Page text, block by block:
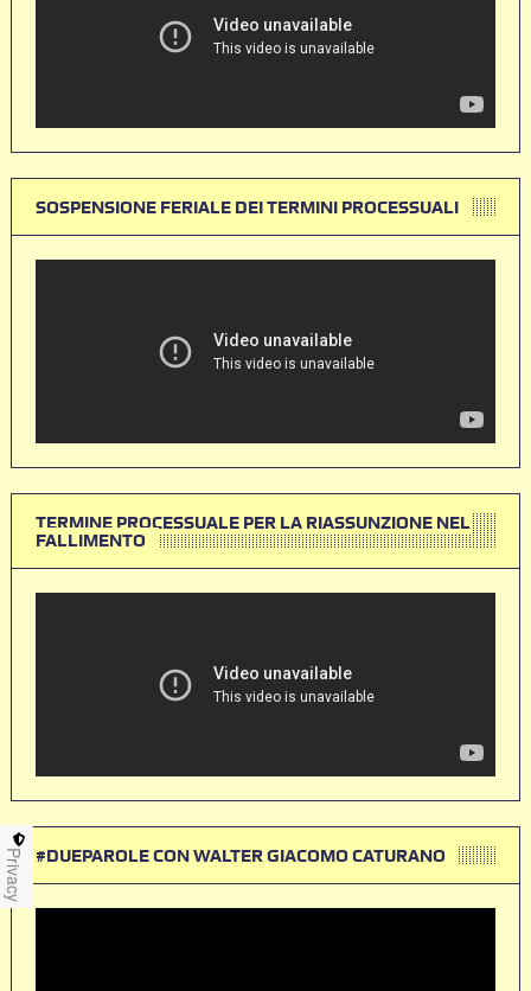
SOSPENSIONE FERIALE DEI TERMINI PROCESSUALI
TERMINE PROCESSUALE PER LA RIASSUNZIONE NEL
FALLIMENTO
#DUEPAROLE CON WALTER GIACOMO CATURANO
Privacy